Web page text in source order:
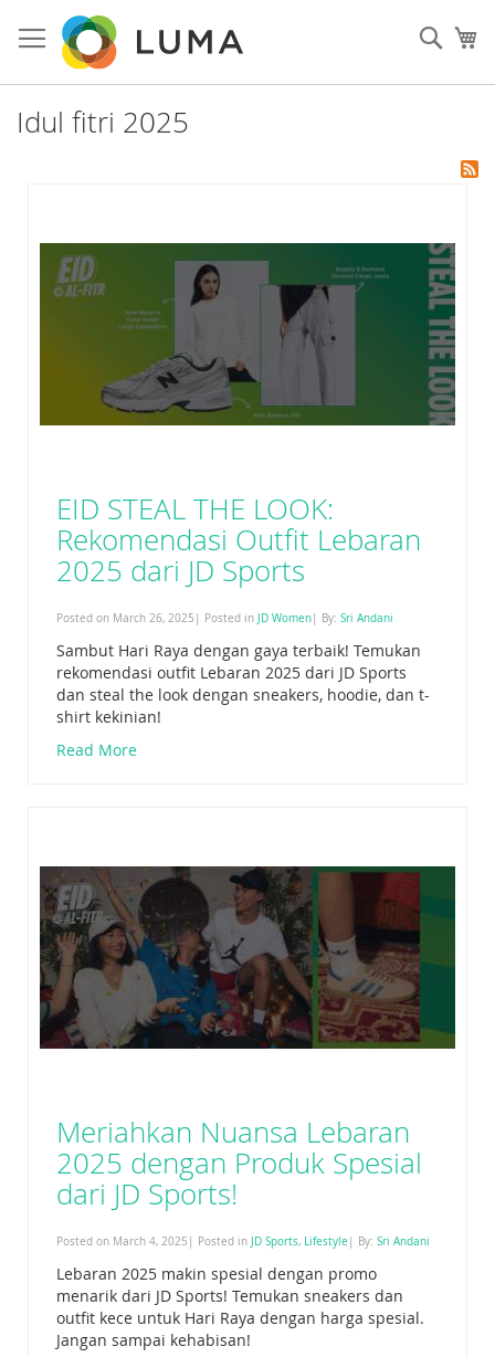
to
Content
Idul fitri 2025
EID STEAL THE LOOK:
Rekomendasi Outfit Lebaran
2025 dari JD Sports
Posted on March 26, 2025| Posted in JD Women | By: Sri Andani
Sambut Hari Raya dengan gaya terbaik! Temukan
rekomendasi outfit Lebaran 2025 dari JD Sports
dan steal the look dengan sneakers, hoodie, dan t-
shirt kekinian!
Read More
Meriahkan Nuansa Lebaran
2025 dengan Produk Spesial
dari JD Sports!
Posted on March 4, 2025| Posted in JD Sports, Lifestyle | By: Sri Andani
Lebaran 2025 makin spesial dengan promo
menarik dari JD Sports! Temukan sneakers dan
outfit kece untuk Hari Raya dengan harga spesial.
Jangan sampai kehabisan!